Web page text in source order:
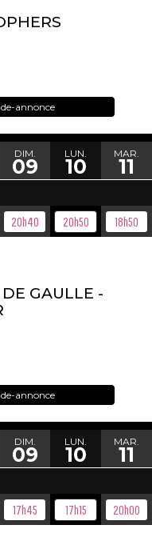
annonce
DIM.
09
LUN.
10
MAR.
11
20h40 20h50 18h50
GAULLE -
annonce
DIM.
09
LUN.
10
MAR.
11
17h45 17h15 20h00